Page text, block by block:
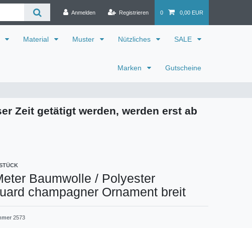
Anmelden Registrieren 0 0,00 EUR
Material Muster Nützliches SALE
Marken Gutscheine
Zeit getätigt werden, werden erst ab
Baumwolle / Polyester
champagner Ornament breit
2573